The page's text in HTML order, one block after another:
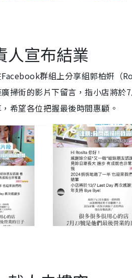
人宣布結業
群組上分享組郭柏姸（
掃街的影片下留言，指小店將
希望各位把握最後時間惠顧。